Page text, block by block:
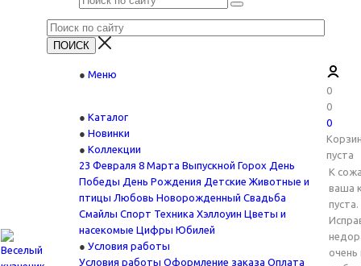
Меню
Каталог
Новинки
Коллекции
23 Февраля 8 Марта Выпускной Горох День
Победы День Рождения Детские Животные и
птицы Любовь Новорожденный Свадьба
Смайлы Спорт Техника Хэллоуин Цветы и
насекомые Цифры Юбилей
Условия работы
Условия работы Оформление заказа Оплата
0
0
0
пуста
К
ваша
пуста.
очень